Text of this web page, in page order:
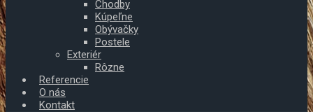
Chodby
Kúpeľne
Obývačky
Postele
Exteriér
Rôzne
Referencie
O nás
Kontakt